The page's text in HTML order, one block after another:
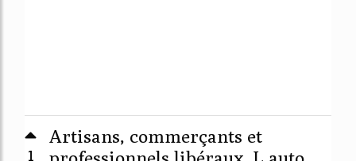
Artisans, commerçants et